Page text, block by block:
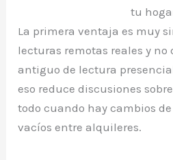
tu
La primera ventaja es muy
lecturas remotas reales y no
antiguo de lectura
eso reduce discusiones
todo cuando hay cambios
vacíos entre alquileres.